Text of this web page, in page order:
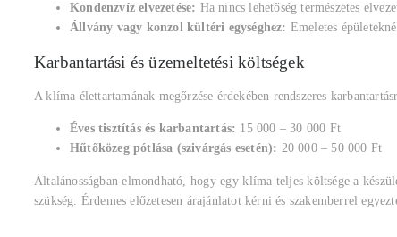
Kondenzvíz elvezetése: Ha nincs lehetőség természetes
Állvány vagy konzol kültéri egységhez: Emeletes
Karbantartási és üzemeltetési költségek
A klíma élettartamának megőrzése érdekében rendszeres
Éves tisztítás és karbantartás: 15 000 – 30 000 Ft
Hűtőközeg pótlása (szivárgás esetén): 20 000 – 50 000 Ft
Általánosságban elmondható, hogy egy klíma teljes költsége a
szükség. Érdemes előzetesen árajánlatot kérni és szakemberrel